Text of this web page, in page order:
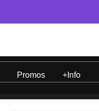
Promos +Info